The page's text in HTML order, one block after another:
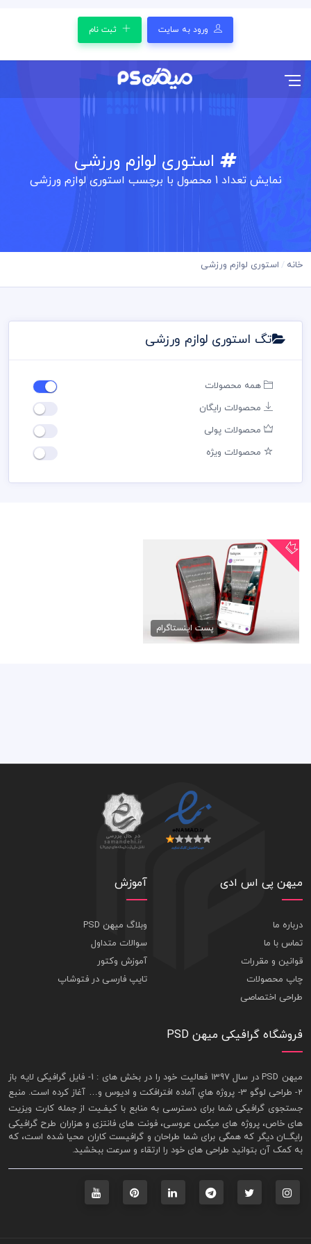
ورود به سایت ثبت نام
استوری لوازم ورزشی
نمایش تعداد1 محصول با برچسب استوری لوازم ورزشی
خانه استوری لوازم ورزشی
تگ استوری لوازم ورزشی
همه محصولات
محصولات رایگان
محصولات پولی
محصولات ویژه
پست اینستاگرام لوازم ورزشی
50,000 تومان
پست اینستاگرام
میهن پی اس ادی
درباره ما
تماس با ما
قوانین و مقررات
چاپ محصولات
طراحی اختصاصی
آموزش
وبلاگ میهن PSD
سوالات متداول
آموزش وکتور
تایپ فارسی در فتوشاپ
فروشگاه گرافیکی میهن PSD
ميهن PSD در سال 1397 فعاليت خود را در بخش های : 1-
فايل گرافيکی لايه باز
2- طراحی لوگو 3- پروژه هاي آماده افترافکت و اديوس و… آغاز کرده است. منبع
جستجوی گرافيکی شما برای دسترسی به منابع با کيفـيت از جملهکارت ويزيت
های خاص، پروژه های ميکس عروسی، فونت های فانتزی و هزاران طرح گرافیکی
رايگــان ديگر که همگی برای شما طراحان و گرافيست کاران محيا شده است، که
به کمک آن بتوانيد طراحی های خود را ارتقاء و سرعت ببخشيد.